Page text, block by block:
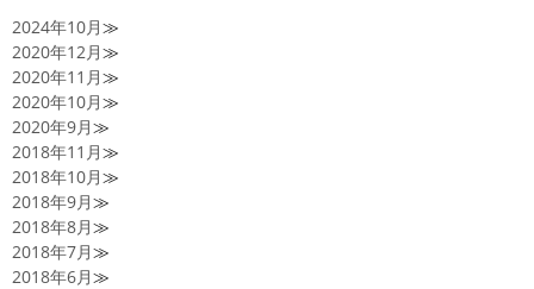
2024年10月≫
2020年12月≫
2020年11月≫
2020年10月≫
2020年9月≫
2018年11月≫
2018年10月≫
2018年9月≫
2018年8月≫
2018年7月≫
2018年6月≫